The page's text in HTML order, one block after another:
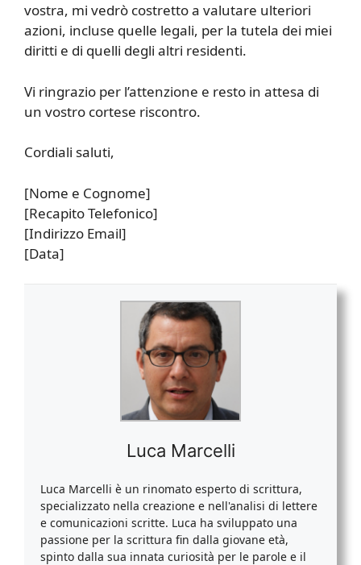
vostra, mi vedrò costretto a valutare ulteriori
azioni, incluse quelle legali, per la tutela dei miei
diritti e di quelli degli altri residenti.
Vi ringrazio per l’attenzione e resto in attesa di
un vostro cortese riscontro.
Cordiali saluti,
[Nome e Cognome]
[Recapito Telefonico]
[Indirizzo Email]
[Data]
Luca Marcelli
Luca Marcelli è un rinomato esperto di scrittura,
specializzato nella creazione e nell'analisi di lettere
e comunicazioni scritte. Luca ha sviluppato una
passione per la scrittura fin dalla giovane età,
spinto dalla sua innata curiosità per le parole e il